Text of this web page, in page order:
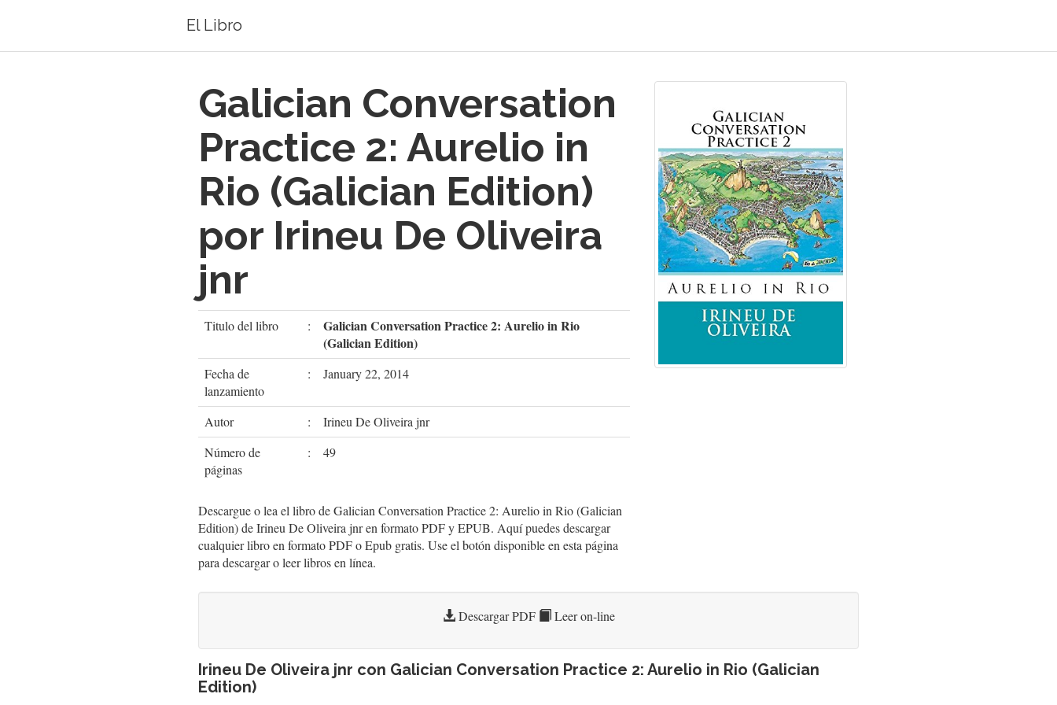
El Libro
Galician Conversation
Practice 2: Aurelio in
Rio (Galician Edition)
por Irineu De Oliveira
jnr
Titulo del libro :
Galician Conversation Practice 2: Aurelio in Rio
(Galician Edition)
Fecha de
lanzamiento
: January 22, 2014
Autor :
Irineu De Oliveira jnr
Número de
páginas
: 49
Descargue o lea el libro de Galician Conversation Practice 2: Aurelio in Rio (Galician
Edition) de Irineu De Oliveira jnr en formato PDF y EPUB. Aquí puedes descargar
cualquier libro en formato PDF o Epub gratis. Use el botón disponible en esta página
para descargar o leer libros en línea.
Descargar PDF Leer on-line
Irineu De Oliveira jnr con Galician Conversation Practice 2: Aurelio in Rio (Galician
Edition)